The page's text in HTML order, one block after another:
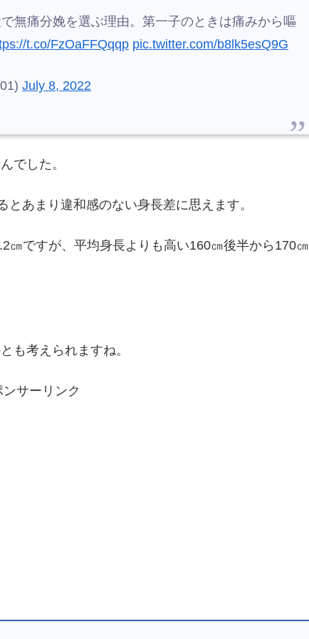
無痛分娩を選ぶ理由。第一子のときは痛みから嘔
t.co/FzOaFFQqqp pic.twitter.com/b8lk5esQ9G
July 8, 2022
でした。
あまり違和感のない身長差に思えます。
㎝ですが、平均身長よりも高い160㎝後半から170㎝
も考えられますね。
ンサーリンク